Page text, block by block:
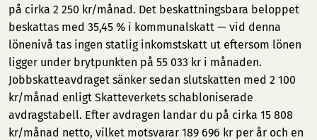
på cirka 2 250 kr/månad. Det beskattningsbara beloppet
beskattas med 35,45 % i kommunalskatt — vid denna
lönenivå tas ingen statlig inkomstskatt ut eftersom lönen
ligger under brytpunkten på 55 033 kr i månaden.
Jobbskatteavdraget sänker sedan slutskatten med 2 100
kr/månad enligt Skatteverkets schabloniserade
avdragstabell. Efter avdragen landar du på cirka 15 808
kr/månad netto, vilket motsvarar 189 696 kr per år och en